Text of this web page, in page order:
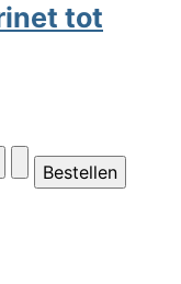
tot